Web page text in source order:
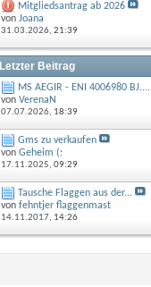
Mitgliedsantrag ab 2026
von Joana
31.03.2026, 21:39
Letzter Beitrag
MS AEGIR - ENI 4006980 BJ....
von VerenaN
07.07.2026, 18:39
Gms zu verkaufen
von Geheim (:
17.11.2025, 09:29
Tausche Flaggen aus der...
von fehntjer flaggenmast
14.11.2017, 14:26